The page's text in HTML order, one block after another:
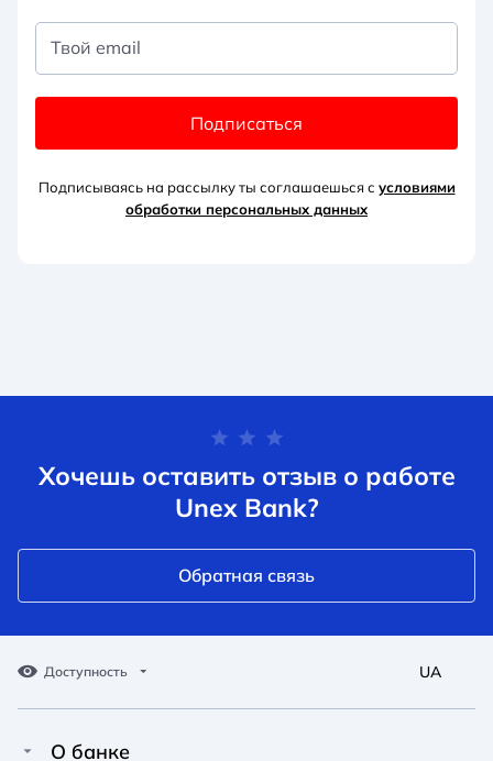
Твой email
Подписаться
Подписываясь на рассылку ты соглашаешься с условиями
обработки персональных данных
Хочешь оставить отзыв о работе
Unex Bank?
Обратная связь
Доступность UA
О банке